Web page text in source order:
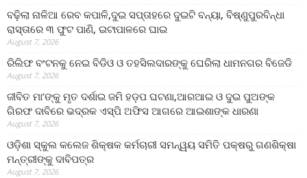
ବଢ଼ିଲା ନାଳିଆ ରେବ କପାଳି,ଦୁଇ ସପ୍ତାହରେ ଦୁଇଟି ବନ୍ୟା, ବିଷ୍ଣୁପୁରବିନ୍ଧା
ରାସ୍ତାରେ ୩ ଫୁଟ ପାଣି, ଇଟାପାଳରେ ଘାଇ
August 7, 2026
ରିଲିଫ ବଂଟନକୁ ନେଇ ବିଡିଓ ଓ ତହସିଲଦାରଙ୍କୁ ଘେରିଲା ଧାମନଗର ବିଜେଡି
August 7, 2026
ଜୀବିତ ମା’ଙ୍କୁ ମୃତ ଦର୍ଶାଇ ଜମି ହଡ଼ପ ଘଟଣା,ଆରଆଇ ଓ ଦୁଇ ପୁଅଙ୍କ
ଗିରଫ ଦାବିରେ ଭଦ୍ରକ ଏସ୍‌ପି ଅଫିସ ଆଗରେ ଆଇଶାଙ୍କ ଧାରଣା
August 7, 2026
ଓଡ଼ିଶା ସ୍କୁଲ କଲେଜ ଶିକ୍ଷକ କର୍ମଚାରୀ ସମନ୍ୱୟ ସମିତି ପକ୍ଷରୁ ଗଣଶିକ୍ଷା
ମନ୍ତ୍ରୀଙ୍କୁ ଦାବିପତ୍ର
August 7, 2026